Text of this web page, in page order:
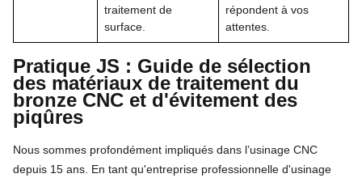
traitement de
surface.
répondent à vos
attentes.
Pratique JS : Guide de sélection
des matériaux de traitement du
bronze CNC et d'évitement des
piqûres
Nous sommes profondément impliqués dans l’usinage CNC
depuis 15 ans. En tant qu'entreprise professionnelle d'usinage